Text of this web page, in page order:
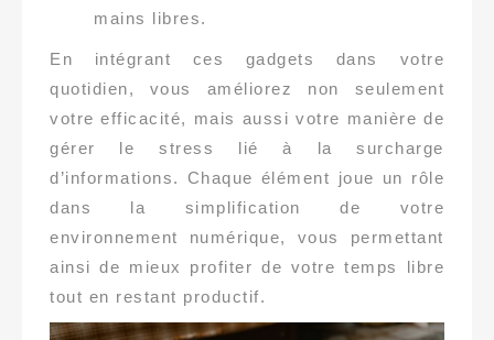
mains libres.
En intégrant ces gadgets dans votre
quotidien, vous améliorez non seulement
votre efficacité, mais aussi votre manière de
gérer le stress lié à la surcharge
d’informations. Chaque élément joue un rôle
dans la simplification de votre
environnement numérique, vous permettant
ainsi de mieux profiter de votre temps libre
tout en restant productif.